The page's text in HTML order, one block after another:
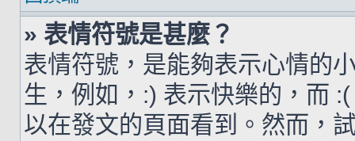
» 表情符號是甚麼？
表情符號，是能夠表示心情的
生，例如，:) 表示快樂的，而
以在發文的頁面看到。然而，